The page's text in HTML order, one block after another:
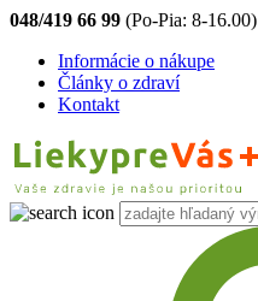
048/419 66 99 (Po-Pia: 8-16.00)
Informácie o nákupe
Články o zdraví
Kontakt